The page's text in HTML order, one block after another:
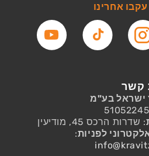
עקבו אחרינו
טיקטוק יוטיוב
קשר
ישראל בע"מ
: שדרות הרכס 45, מודיעין
לפניות: